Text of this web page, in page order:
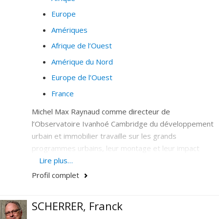
Europe
Amériques
Afrique de l’Ouest
Amérique du Nord
Europe de l’Ouest
France
Michel Max Raynaud comme directeur de
l’Observatoire Ivanhoé Cambridge du développement
urbain et immobilier travaille sur les grands
programmes urbains, leur montage et leur impact
(Programme CODEX).
Dans le cadre de RESAUD avec ONU Habitat (Réseau
Durable) qui travaille en partenariats contractuels avec
Lire plus…
Profil complet
SCHERRER, Franck